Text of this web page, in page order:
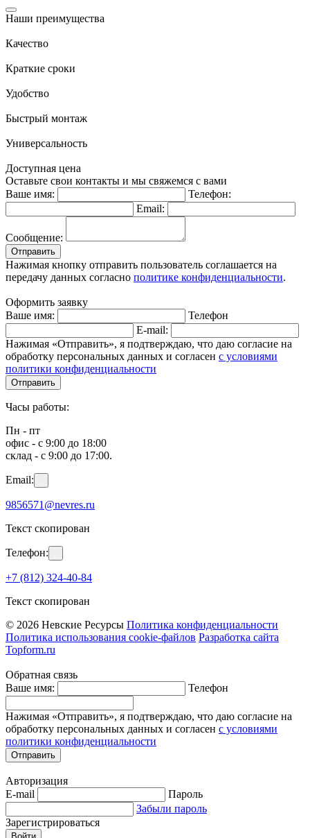
Наши преимущества
Качество
Краткие сроки
Удобство
Быстрый монтаж
Универсальность
Доступная цена
Оставьте свои контакты и мы свяжемся с вами
Ваше имя:
Телефон:
Email:
Сообщение:
Отправить
Нажимая кнопку отправить пользователь соглашается на
передачу данных согласно политике конфиденциальности.
Оформить заявку
Ваше имя:
Телефон
E-mail:
Нажимая «Отправить», я подтверждаю, что даю согласие на
обработку персональных данных и согласен с условиями
политики конфиденциальности
Отправить
Часы работы:
Пн - пт
офис - с 9:00 до 18:00
склад - с 9:00 до 17:00.
Email:
9856571@nevres.ru
Текст скопирован
Телефон:
+7 (812) 324-40-84
Текст скопирован
© 2026 Невские Ресурсы Политика конфиденциальности
Политика использования cookie-файлов Разработка сайта
Topform.ru
Обратная связь
Ваше имя:
Телефон
Нажимая «Отправить», я подтверждаю, что даю согласие на
обработку персональных данных и согласен с условиями
политики конфиденциальности
Отправить
Авторизация
E-mail
Пароль
Забыли пароль
Зарегистрироваться